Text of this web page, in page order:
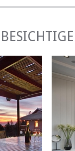
gemütlichen
Dinner
Terrasse serviert.
HOCHZEITEN
den perfekten
Eine